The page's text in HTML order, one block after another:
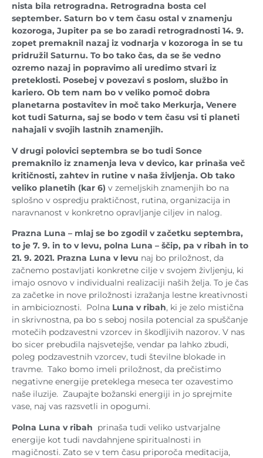
nista bila retrogradna. Retrogradna bosta cel
september. Saturn bo v tem času ostal v znamenju
kozoroga, Jupiter pa se bo zaradi retrogradnosti 14. 9.
zopet premaknil nazaj iz vodnarja v kozoroga in se tu
pridružil Saturnu. To bo tako čas, da se še vedno
ozremo nazaj in popravimo ali uredimo stvari iz
preteklosti. Posebej v povezavi s poslom, službo in
kariero. Ob tem nam bo v veliko pomoč dobra
planetarna postavitev in moč tako Merkurja, Venere
kot tudi Saturna, saj se bodo v tem času vsi ti planeti
nahajali v svojih lastnih znamenjih.
V drugi polovici septembra se bo tudi Sonce
premaknilo iz znamenja leva v devico, kar prinaša več
kritičnosti, zahtev in rutine v naša življenja. Ob tako
veliko planetih (kar 6) v zemeljskih znamenjih bo na
splošno v ospredju praktičnost, rutina, organizacija in
naravnanost v konkretno opravljanje ciljev in nalog.
Prazna Luna – mlaj se bo zgodil v začetku septembra,
to je 7. 9. in to v levu, polna Luna – ščip, pa v ribah in to
21. 9. 2021. Prazna Luna v levu naj bo priložnost, da
začnemo postavljati konkretne cilje v svojem življenju, ki
imajo osnovo v individualni realizaciji naših želja. To je čas
za začetke in nove priložnosti izražanja lestne kreativnosti
in ambicioznosti. Polna Luna v ribah, ki je zelo mistična
in skrivnostna, pa bo s seboj nosila potencial za spuščanje
motečih podzavestni vzorcev in škodljivih nazorov. V nas
bo sicer prebudila najsvetejše, vendar pa lahko zbudi,
poleg podzavestnih vzorcev, tudi številne blokade in
travme. Tako bomo imeli priložnost, da prečistimo
negativne energije preteklega meseca ter ozavestimo
naše iluzije. Zaupajte božanski energiji in jo sprejmite
vase, naj vas razsvetli in opogumi.
Polna Luna v ribah prinaša tudi veliko ustvarjalne
energije kot tudi navdahnjene spiritualnosti in
magičnosti. Zato se v tem času priporoča meditacija,